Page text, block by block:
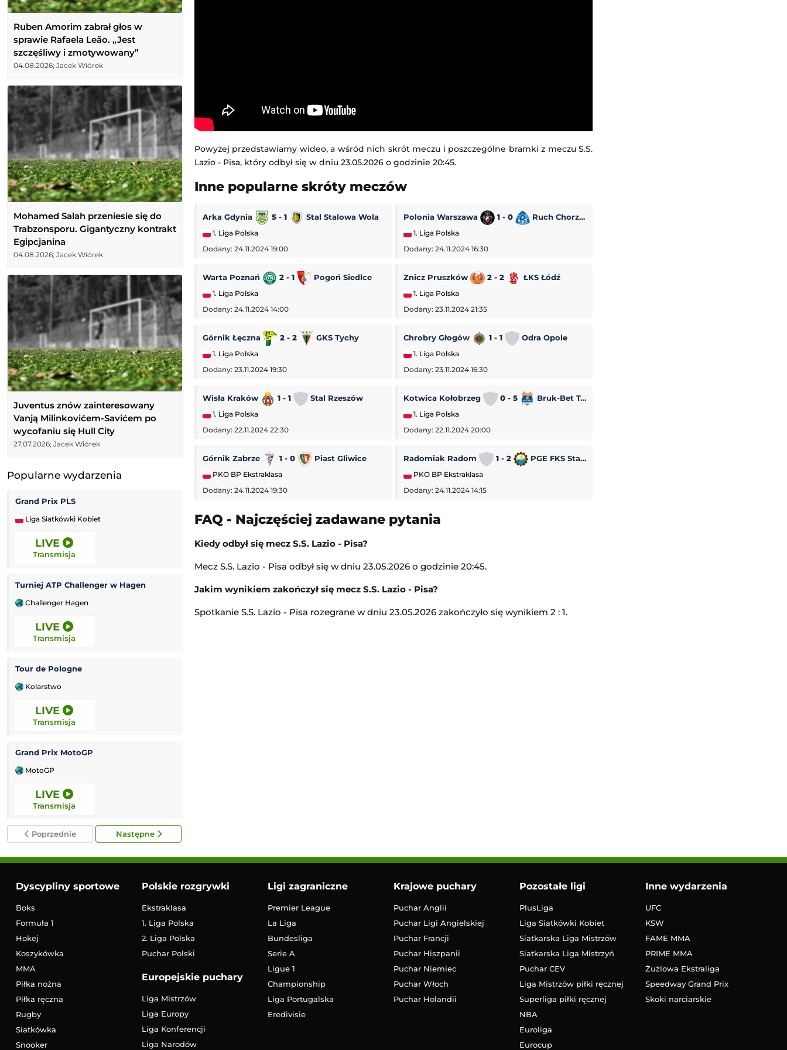
Ruben Amorim zabrał głos w
sprawie Rafaela Leão. „Jest
szczęśliwy i zmotywowany”
04.08.2026; Jacek Wiórek
Mohamed Salah przeniesie się do
Trabzonsporu. Gigantyczny kontrakt
Egipcjanina
04.08.2026; Jacek Wiórek
Juventus znów zainteresowany
Vanją Milinkovićem-Savićem po
wycofaniu się Hull City
27.07.2026; Jacek Wiórek
Popularne wydarzenia
Grand Prix PLS
Liga Siatkówki Kobiet
LIVE
Transmisja
Turniej ATP Challenger w Hagen
Challenger Hagen
LIVE
Transmisja
Tour de Pologne
Kolarstwo
LIVE
Transmisja
Grand Prix MotoGP
MotoGP
LIVE
Transmisja
Challenger Grodzisk Mazowiecki
LIVE
Kozerki Open
Mecz towarzyski
Tour de France (kobiety)
Poprzednie Następne
Powyżej przedstawiamy wideo, a wśród nich skrót meczu i poszczególne bramki z meczu S.S.
Lazio - Pisa, który odbył się w dniu 23.05.2026 o godzinie 20:45.
Inne popularne skróty meczów
Arka Gdynia 5 - 1 Stal Stalowa Wola
1. Liga Polska
Dodany: 24.11.2024 19:00
Polonia Warszawa 1 - 0 Ruch Chorzów
1. Liga Polska
Dodany: 24.11.2024 16:30
Warta Poznań 2 - 1 Pogoń Siedlce
1. Liga Polska
Dodany: 24.11.2024 14:00
Znicz Pruszków 2 - 2 ŁKS Łódź
1. Liga Polska
Dodany: 23.11.2024 21:35
Górnik Łęczna 2 - 2 GKS Tychy
1. Liga Polska
Dodany: 23.11.2024 19:30
Chrobry Głogów 1 - 1 Odra Opole
1. Liga Polska
Dodany: 23.11.2024 16:30
Wisła Kraków 1 - 1 Stal Rzeszów
1. Liga Polska
Dodany: 22.11.2024 22:30
Kotwica Kołobrzeg 0 - 5 Bruk-Bet Termalica Nieciecza
1. Liga Polska
Dodany: 22.11.2024 20:00
Górnik Zabrze 1 - 0 Piast Gliwice
PKO BP Ekstraklasa
Dodany: 24.11.2024 19:30
Radomiak Radom 1 - 2 PGE FKS Stal Mielec
PKO BP Ekstraklasa
Dodany: 24.11.2024 14:15
FAQ - Najczęściej zadawane pytania
Kiedy odbył się mecz S.S. Lazio - Pisa?
Mecz S.S. Lazio - Pisa odbył się w dniu 23.05.2026 o godzinie 20:45.
Jakim wynikiem zakończył się mecz S.S. Lazio - Pisa?
Spotkanie S.S. Lazio - Pisa rozegrane w dniu 23.05.2026 zakończyło się wynikiem 2 : 1.
Dyscypliny sportowe
Boks
Formuła 1
Hokej
Koszykówka
MMA
Piłka nożna
Piłka ręczna
Rugby
Siatkówka
Snooker
Polskie rozgrywki
Ekstraklasa
1. Liga Polska
2. Liga Polska
Puchar Polski
Europejskie puchary
Liga Mistrzów
Liga Europy
Liga Konferencji
Liga Narodów
Ligi zagraniczne
Premier League
La Liga
Bundesliga
Serie A
Ligue 1
Championship
Liga Portugalska
Eredivisie
Krajowe puchary
Puchar Anglii
Puchar Ligi Angielskiej
Puchar Francji
Puchar Hiszpanii
Puchar Niemiec
Puchar Włoch
Puchar Holandii
Pozostałe ligi
PlusLiga
Liga Siatkówki Kobiet
Siatkarska Liga Mistrzów
Siatkarska Liga Mistrzyń
Puchar CEV
Liga Mistrzów piłki ręcznej
Superliga piłki ręcznej
NBA
Euroliga
Eurocup
Inne wydarzenia
UFC
KSW
FAME MMA
PRIME MMA
Żużlowa Ekstraliga
Speedway Grand Prix
Skoki narciarskie